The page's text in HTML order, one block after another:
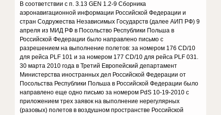
В соответствии с п. 3.13 GEN 1.2-9 Сборника
аэронавигационной информации Российской Федерации и
стран Содружества Независимых Государств (далее АИП РФ) 9
апреля из МИД РФ в Посольство Республики Польша в
Российской Федерации было направлено письмо с
разрешением на выполнение полетов: за номером 176 CD/10
для рейса PLF 101 и за номером 177 CD/10 для рейса PLF 031.
30 марта 2010 года в Третий Европейский департамент
Министерства иностранных дел Российской Федерации от
Посольства Республики Польша в Российской Федерации было
направлено еще одно письмо за номером PdS 10-19-2010 с
приложением трех заявок на выполнение нерегулярных
(разовых) полетов в воздушном пространстве Российской